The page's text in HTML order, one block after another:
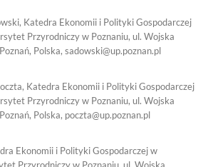
Katedra Ekonomii i Polityki Gospodarczej
Przyrodniczy w Poznaniu, ul. Wojska
Polska, sadowski@up.poznan.pl
Katedra Ekonomii i Polityki Gospodarczej
Przyrodniczy w Poznaniu, ul. Wojska
Polska, poczta@up.poznan.pl
Ekonomii i Polityki Gospodarczej w